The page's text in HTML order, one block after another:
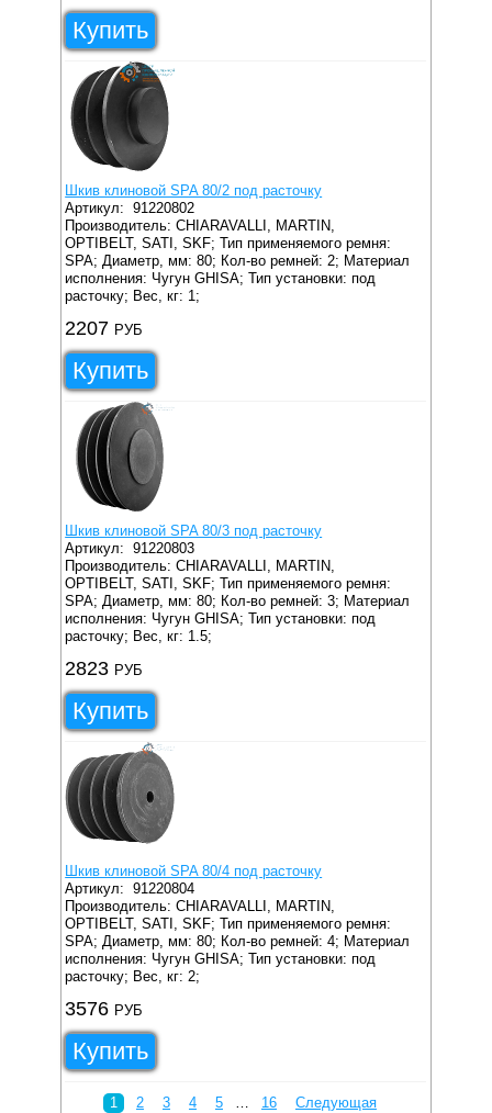
Купить
Шкив клиновой SPA 80/2 под расточку
Артикул:91220802
Производитель: CHIARAVALLI, MARTIN,
OPTIBELT, SATI, SKF; Тип применяемого ремня:
SPA; Диаметр, мм: 80; Кол-во ремней: 2; Материал
исполнения: Чугун GHISA; Тип установки: под
расточку; Вес, кг: 1;
2207 РУБ
Купить
Шкив клиновой SPA 80/3 под расточку
Артикул:91220803
Производитель: CHIARAVALLI, MARTIN,
OPTIBELT, SATI, SKF; Тип применяемого ремня:
SPA; Диаметр, мм: 80; Кол-во ремней: 3; Материал
исполнения: Чугун GHISA; Тип установки: под
расточку; Вес, кг: 1.5;
2823 РУБ
Купить
Шкив клиновой SPA 80/4 под расточку
Артикул:91220804
Производитель: CHIARAVALLI, MARTIN,
OPTIBELT, SATI, SKF; Тип применяемого ремня:
SPA; Диаметр, мм: 80; Кол-во ремней: 4; Материал
исполнения: Чугун GHISA; Тип установки: под
расточку; Вес, кг: 2;
3576 РУБ
Купить
1 2 3 4 5 16 Следующая